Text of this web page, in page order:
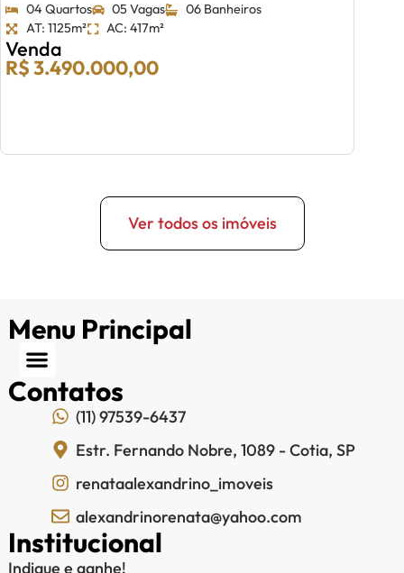
04 Quartos
05 Vagas
06 Banheiros
AT: 1125m²
AC: 417m²
Venda
R$ 3.490.000,00
Ver todos os imóveis
Menu Principal
Contatos
(11) 97539-6437
Estr. Fernando Nobre, 1089 - Cotia, SP
renataalexandrino_imoveis
alexandrinorenata@yahoo.com
Institucional
Indique e ganhe!